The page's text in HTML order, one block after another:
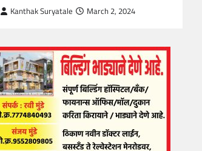
Kanthak Suryatale March 2, 2024